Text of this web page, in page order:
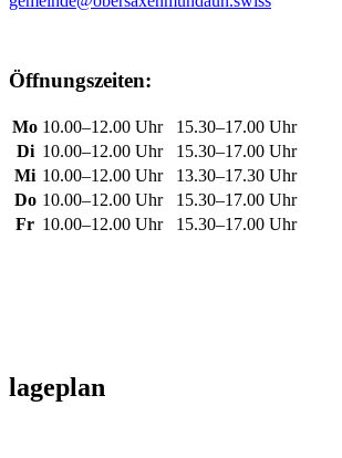
Öffnungszeiten:
Mo 10.00–12.00 Uhr
15.30–17.00 Uhr
Di 10.00–12.00 Uhr
15.30–17.00 Uhr
Mi 10.00–12.00 Uhr
13.30–17.30 Uhr
Do 10.00–12.00 Uhr
15.30–17.00 Uhr
Fr 10.00–12.00 Uhr 15.30–17.00 Uhr
lageplan